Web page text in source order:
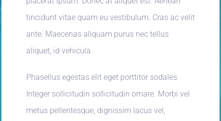
tincidunt vitae quam eu vestibulum. Cras ac velit
ante. Maecenas aliquam purus nec tellus
aliquet, id vehicula.
Phasellus egestas elit eget porttitor sodales.
Integer sollicitudin sollicitudin ornare. Morbi vel
metus pellentesque, dignissim lacus vel,